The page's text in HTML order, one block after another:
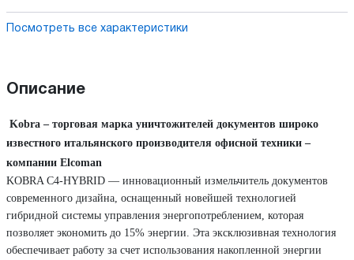
Посмотреть все характеристики
Описание
Kobra – торговая марка уничтожителей документов широко
известного итальянского производителя офисной техники –
компании Elcoman
KOBRA C4-HYBRID — инновационный измельчитель документов
современного дизайна, оснащенный новейшей технологией
гибридной системы управления энергопотреблением, которая
позволяет экономить до 15% энергии. Эта эксклюзивная технология
обеспечивает работу за счет использования накопленной энергии